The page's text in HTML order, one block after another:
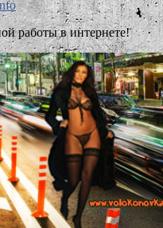
работы в интернете!